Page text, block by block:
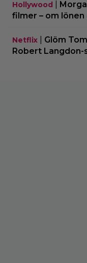
Hollywood
filmer – om lönen
Netflix
Glöm
Robert Langdon-